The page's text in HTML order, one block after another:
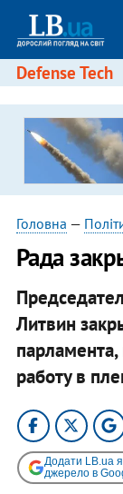
Defense Tech
Головна —
Рада
Литвин
работу в
Додати LB.ua
джерело в